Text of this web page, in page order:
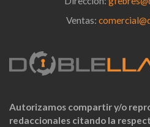
Ventas:
Autorizamos compartir y/o
redaccionales citando la